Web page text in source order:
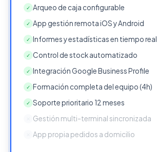
✓ Arqueo de caja configurable
✓ App gestión remota iOS y Android
✓ Informes y estadísticas en tiempo real
✓ Control de stock automatizado
✓ Integración Google Business Profile
✓ Formación completa del equipo (4h)
✓ Soporte prioritario 12 meses
Gestión multi-terminal sincronizada
App propia pedidos a domicilio